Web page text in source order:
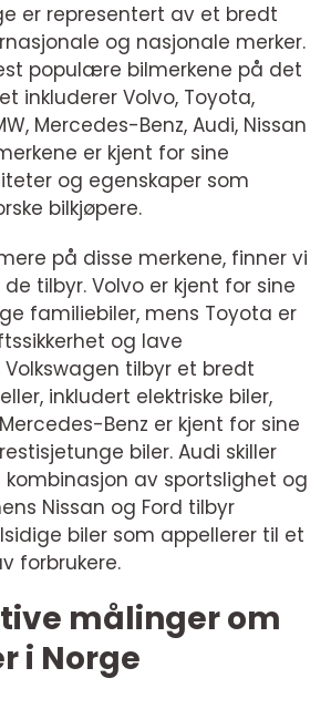
er representert av et bredt
og nasjonale merker.
populære bilmerkene på det
inkluderer Volvo, Toyota,
Mercedes-Benz, Audi, Nissan
er kjent for sine
og egenskaper som
bilkjøpere.
på disse merkene, finner vi
tilbyr. Volvo er kjent for sine
familiebiler, mens Toyota er
og lave
tilbyr et bredt
inkludert elektriske biler,
Benz er kjent for sine
biler. Audi skiller
av sportslighet og
Nissan og Ford tilbyr
biler som appellerer til et
forbrukere.
målinger om
i Norge